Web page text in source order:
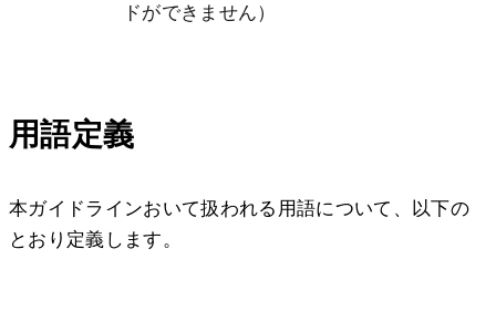
ドができません）
用語定義
本ガイドラインおいて扱われる用語について、以下の
とおり定義します。